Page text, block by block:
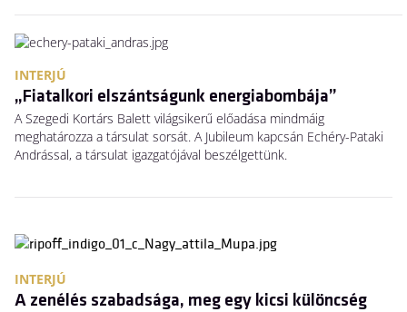
INTERJÚ
„Fiatalkori elszántságunk energiabombája”
A Szegedi Kortárs Balett világsikerű előadása mindmáig
meghatározza a társulat sorsát. A Jubileum kapcsán Echéry-Pataki
Andrással, a társulat igazgatójával beszélgettünk.
INTERJÚ
A zenélés szabadsága, meg egy kicsi különcség